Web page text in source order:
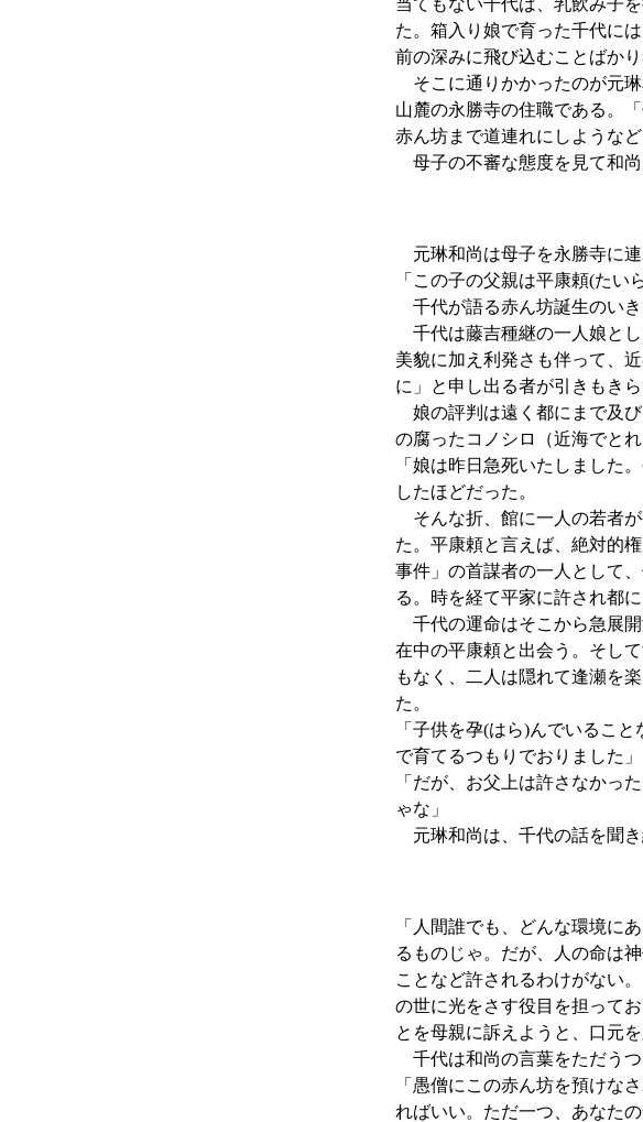
当てもない千代は、乳飲み子
た。箱入り娘で育った千代に
前の深みに飛び込むことばかり
そこに通りかかったのが元
山麓の永勝寺の住職である。
赤ん坊まで道連れにしようなど
母子の不審な態度を見て和尚
元琳和尚は母子を永勝寺に連
「この子の父親は平康頼(たい
千代が語る赤ん坊誕生のいき
千代は藤吉種継の一人娘と
美貌に加え利発さも伴って、
に」と申し出る者が引きもき
娘の評判は遠く都にまで及
の腐ったコノシロ（近海でと
「娘は昨日急死いたしました
したほどだった。
そんな折、館に一人の若者
た。平康頼と言えば、絶対的
事件」の首謀者の一人として
る。時を経て平家に許され都
千代の運命はそこから急展
在中の平康頼と出会う。そし
もなく、二人は隠れて逢瀬を
た。
「子供を孕(はら)んでいること
で育てるつもりでおりました」
「だが、お父上は許さなかっ
ゃな」
元琳和尚は、千代の話を聞き
「人間誰でも、どんな環境に
るものじゃ。だが、人の命は
ことなど許されるわけがない
の世に光をさす役目を担って
とを母親に訴えようと、口元
千代は和尚の言葉をただうつ
「愚僧にこの赤ん坊を預けな
ればいい。ただ一つ、あなた